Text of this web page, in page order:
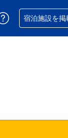
在選択中の表示
択. 現在選択中の
予約に関する
宿泊施設を掲